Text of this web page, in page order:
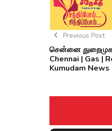
Previous Post
சென்னை
Chennai | Gas |
Kumudam News